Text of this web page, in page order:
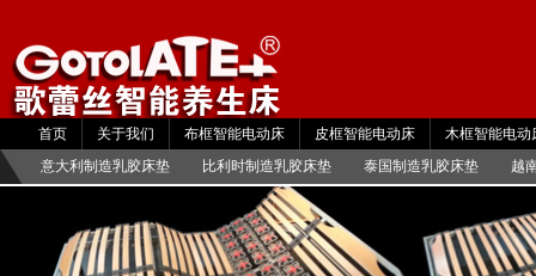
首页 关于我们 布框智能电动床 皮框智能电动床
木框智能电动
直销商城
意大利制造乳胶床垫 比利时制造乳胶床垫 泰国制造乳胶床垫 越